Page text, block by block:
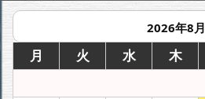
2026年8月
月 火 水 木